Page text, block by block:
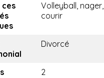
ces
Volleyball, nager,
courir
Divorcé
2